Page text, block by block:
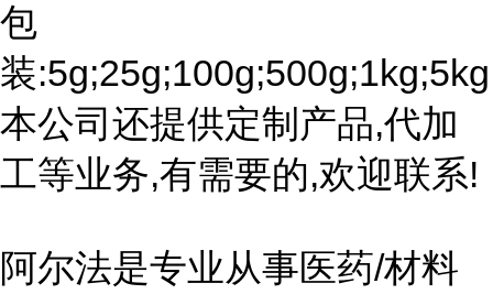
包
装:5g;25g;100g;500g;1kg;5kg
本公司还提供定制产品,代加
工等业务,有需要的,欢迎联系!
阿尔法是专业从事医药/材料